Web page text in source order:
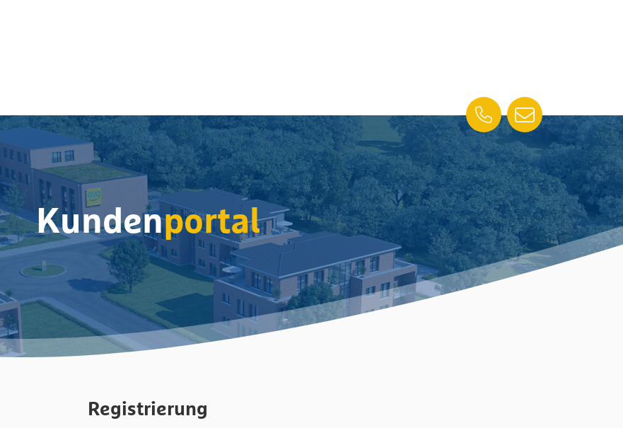
Kundenportal
Registrierung